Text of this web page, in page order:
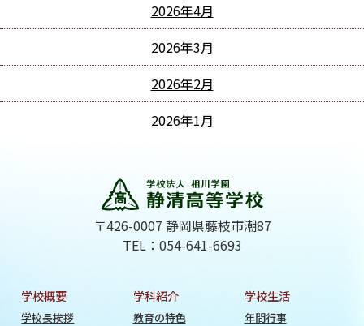
2026年4月
2026年3月
2026年2月
2026年1月
〒426-0007 静岡県藤枝市潮87
TEL：054-641-6693
学校概要
学校長挨拶
学科紹介
教育の特色
学校生活
年間行事